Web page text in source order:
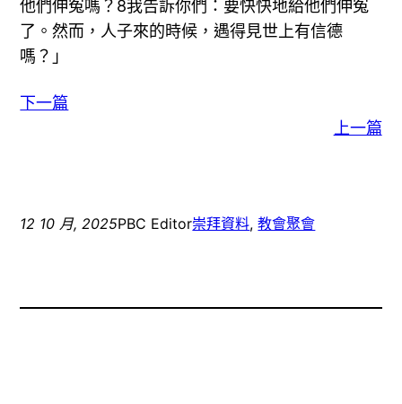
他們伸冤嗎？8我告訴你們：要快快地給他們伸冤
了。然而，人子來的時候，遇得見世上有信德
嗎？」
下一篇
上一篇
12 10 月, 2025PBC Editor崇拜資料, 教會聚會